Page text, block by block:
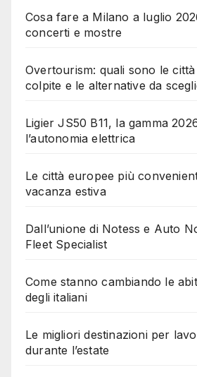
Cosa fare a Milano a luglio
concerti e mostre
Overtourism: quali sono le
colpite e le alternative da
Ligier JS50 B11, la gamma
l’autonomia elettrica
Le città europee più
vacanza estiva
Dall’unione di Notess e Auto
Fleet Specialist
Come stanno cambiando le
degli italiani
Le migliori destinazioni per
durante l’estate